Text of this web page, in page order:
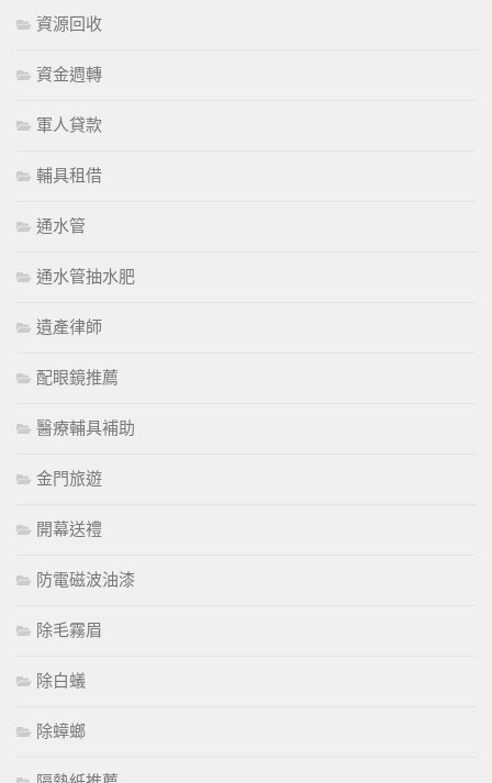
資源回收
資金週轉
軍人貸款
輔具租借
通水管
通水管抽水肥
遺產律師
配眼鏡推薦
醫療輔具補助
金門旅遊
開幕送禮
防電磁波油漆
除毛霧眉
除白蟻
除蟑螂